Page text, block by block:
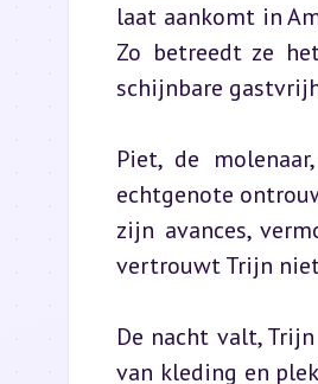
laat aankomt in
Zo betreedt ze
schijnbare
Piet, de
echtgenote
zijn avances,
vertrouwt Trijn
De nacht valt,
van kleding en